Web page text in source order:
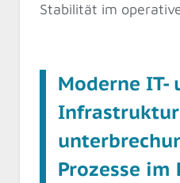
Stabilität im
Moderne IT-
Prozesse im